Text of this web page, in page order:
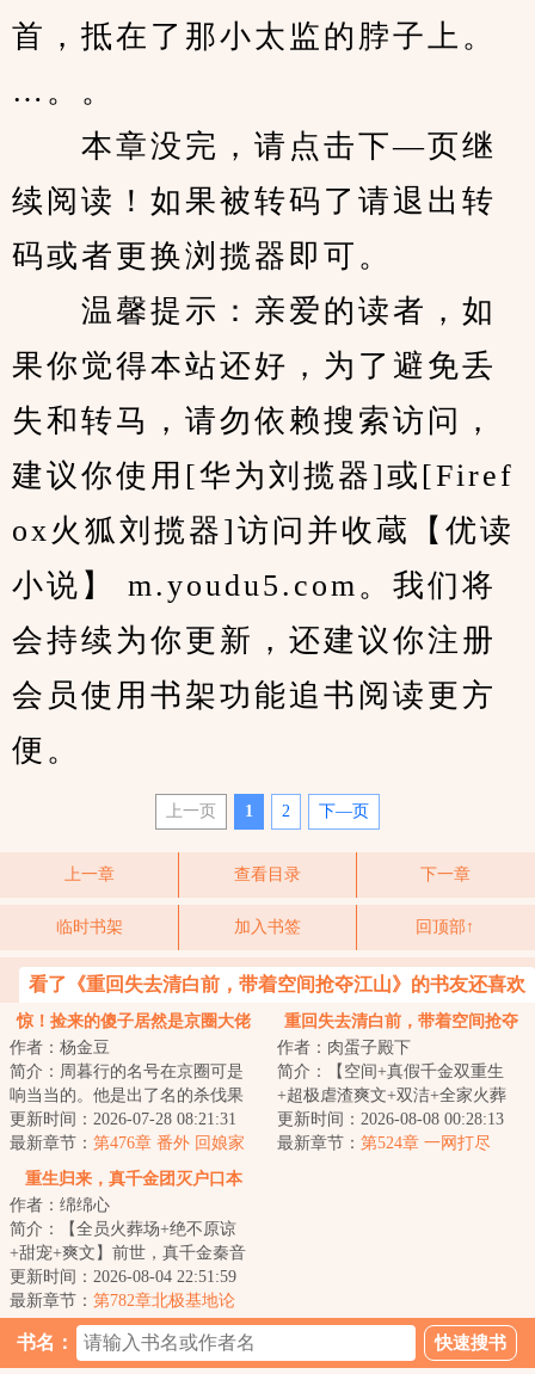
首，抵在了那小太监的脖子上。
…。。
本章没完，请点击下—页继
续阅读！如果被转码了请退出转
码或者更换浏揽器即可。
温馨提示：亲爱的读者，如
果你觉得本站还好，为了避免丢
失和转马，请勿依赖搜索访问，
建议你使用[华为刘揽器]或[Firef
ox火狐刘揽器]访问并收蔵【优读
小说】 m.youdu5.com。我们将
会持续为你更新，还建议你注册
会员使用书架功能追书阅读更方
便。
上一页 1 2 下—页
上一章 查看目录 下一章
临时书架 加入书签 回顶部↑
看了《重回失去清白前，带着空间抢夺江山》的书友还喜欢
看
惊！捡来的傻子居然是京圈大佬
作者：杨金豆
简介：周暮行的名号在京圈可是
响当当的。他是出了名的杀伐果
断，腹黑无情，在一众兄弟里
面，优秀到让人望...
更新时间：2026-07-28 08:21:31
最新章节： 第476章 番外 回娘家
（下）
重回失去清白前，带着空间抢夺
江山
作者：肉蛋子殿下
简介：【空间+真假千金双重生
+超极虐渣爽文+双洁+全家火葬
场】&lt;br/&gt;【白切黑、貌美绝
伦贵女+禁欲、...
更新时间：2026-08-08 00:28:13
最新章节： 第524章 一网打尽
重生归来，真千金团灭户口本
作者：绵绵心
简介：【全员火葬场+绝不原谅
+甜宠+爽文】前世，真千金秦音
认亲回家后拼命讨好付出，渴求
亲情，临死前全...
更新时间：2026-08-04 22:51:59
最新章节： 第782章北极基地论
坛，崔游安有个人密码
书名：